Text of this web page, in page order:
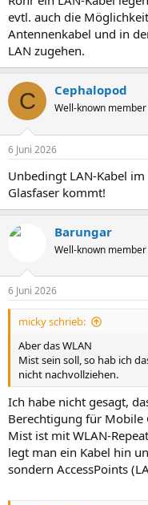
evtl. auch die
Antennenkabel und in
LAN zugehen.
C Cephalopod
Well-known member
6 Juni 2026
Unbedingt LAN-Kabel
Glasfaser kommt!
Barungar
Well-known member
6 Juni 2026
micky schrieb:
Aber das WLAN
Mist sein soll, so hab ich
nicht nachvollziehen.
Ich habe nicht gesagt,
Berechtigung für Mobile
Mist ist mit WLAN-
legt man ein Kabel hin
sondern AccessPoints